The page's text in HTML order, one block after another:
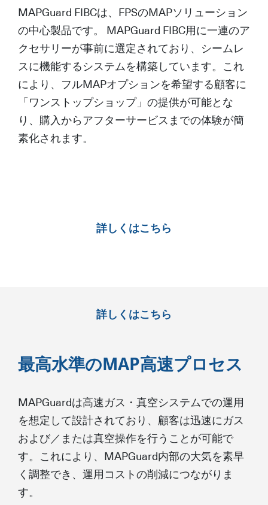
MAPGuard FIBCは、FPSのMAPソリューション
の中心製品です。 MAPGuard FIBC用に一連のア
クセサリーが事前に選定されており、シームレ
スに機能するシステムを構築しています。これ
により、フルMAPオプションを希望する顧客に
「ワンストップショップ」の提供が可能とな
り、購入からアフターサービスまでの体験が簡
素化されます。
詳しくはこちら
詳しくはこちら
最高水準のMAP高速プロセス
MAPGuardは高速ガス・真空システムでの運用
を想定して設計されており、顧客は迅速にガス
および／または真空操作を行うことが可能で
す。これにより、MAPGuard内部の大気を素早
く調整でき、運用コストの削減につながりま
す。